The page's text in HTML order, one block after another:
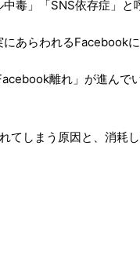
毒」「SNS依存症」と
あらわれるFacebook
離れ」が進んで
てしまう原因と、消耗